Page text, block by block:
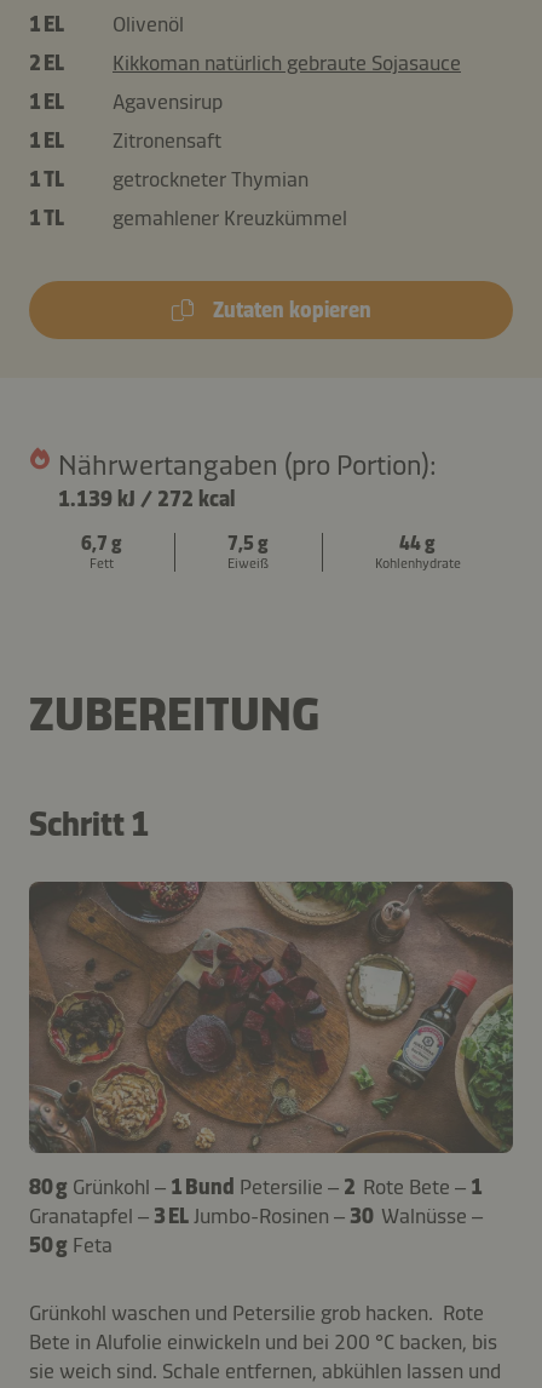
1 EL
Olivenöl
2 EL
Kikkoman natürlich gebraute Sojasauce
1 EL
Agavensirup
1 EL
Zitronensaft
1 TL
getrockneter Thymian
1 TL
gemahlener Kreuzkümmel
Zutaten kopieren
Nährwertangaben (pro Portion):
1.139 kJ / 272 kcal
6,7 g
Fett
7,5 g
Eiweiß
44 g
Kohlenhydrate
ZUBEREITUNG
Schritt 1
80 g Grünkohl – 1 Bund Petersilie – 2 Rote Bete – 1
Granatapfel – 3 ELJumbo-Rosinen – 30 Walnüsse –
50 g Feta
Grünkohl waschen und Petersilie grob hacken. Rote
Bete in Alufolie einwickeln und bei 200 °C backen, bis
sie weich sind. Schale entfernen, abkühlen lassen und